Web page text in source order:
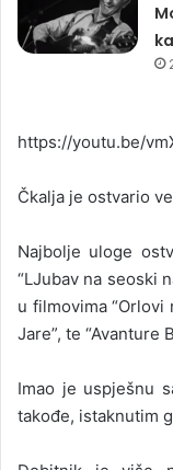
https://youtu.be/
Čkalja je ostvario
Najbolje uloge
“LJubav na seoski
u filmovima “Orlovi
Jare”, te “Avanture
Imao je uspješnu
takođe, istaknutim